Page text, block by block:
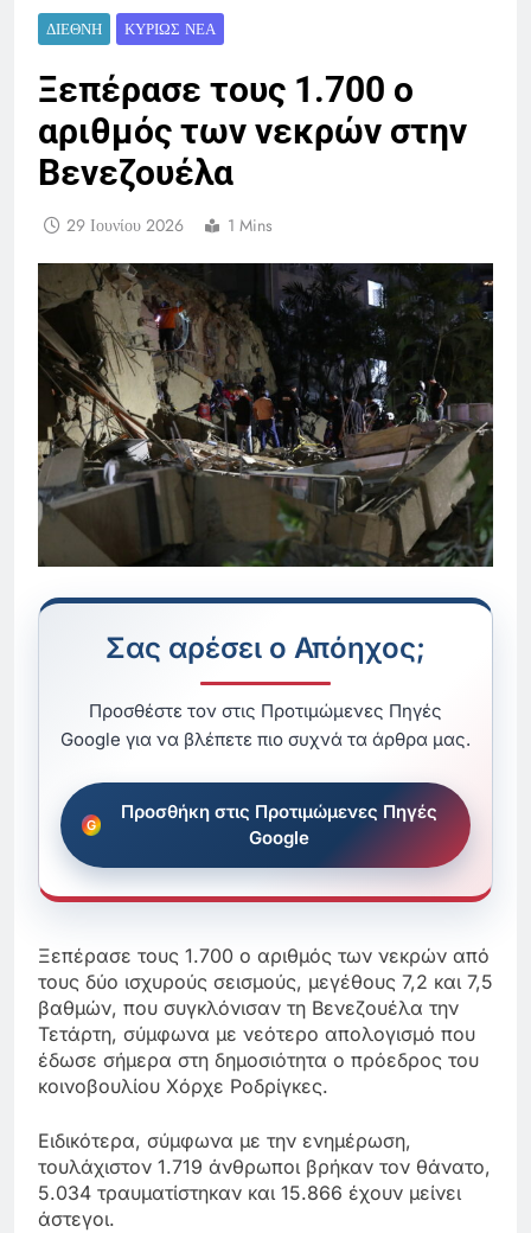
ΔΙΕΘΝΉ ΚΥΡΊΩΣ ΝΈΑ
Ξεπέρασε τους 1.700 ο
αριθμός των νεκρών στην
Βενεζουέλα
29 Ιουνίου 2026 1 Mins
Σας αρέσει ο Απόηχος;
Προσθέστε τον στις Προτιμώμενες Πηγές
Google για να βλέπετε πιο συχνά τα άρθρα μας.
Προσθήκη στις Προτιμώμενες Πηγές
Google
Ξεπέρασε τους 1.700 ο αριθμός των νεκρών από
τους δύο ισχυρούς σεισμούς, μεγέθους 7,2 και 7,5
βαθμών, που συγκλόνισαν τη Βενεζουέλα την
Τετάρτη, σύμφωνα με νεότερο απολογισμό που
έδωσε σήμερα στη δημοσιότητα ο πρόεδρος του
κοινοβουλίου Χόρχε Ροδρίγκες.
Ειδικότερα, σύμφωνα με την ενημέρωση,
τουλάχιστον 1.719 άνθρωποι βρήκαν τον θάνατο,
5.034 τραυματίστηκαν και 15.866 έχουν μείνει
άστεγοι.